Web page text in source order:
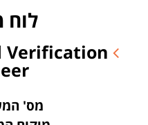
Verification
מס'